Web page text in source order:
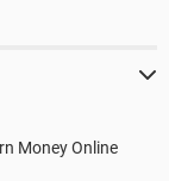
Money Online